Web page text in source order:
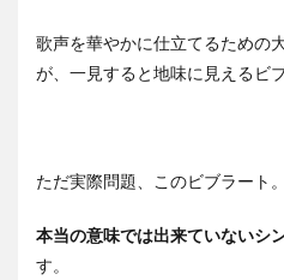
歌声を華やかに仕立てるための
が、一見すると地味に見えるビ
ただ実際問題、このビブラート。
本当の意味では出来ていないシ
す。